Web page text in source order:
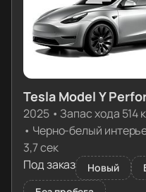
Tesla Model Y
2025• Запас хода 514
• Черно-белый
3,7 сек
Под заказ
Новый